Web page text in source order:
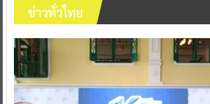
ข่าวทั่วไทย